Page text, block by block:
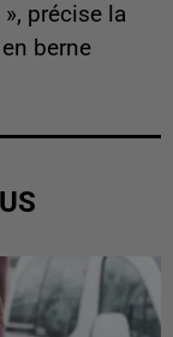
précise la
berne